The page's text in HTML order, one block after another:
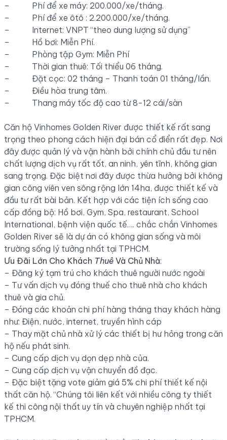
– Phí để xe máy: 200.000/xe/tháng.
– Phí để xe ôtô : 2.200.000/xe/tháng.
– Internet: VNPT “theo dung lượng sử dụng”
– Hồ bơi: Miễn Phí.
– Phòng tập Gym: Miễn Phí
– Thời gian thuê: Tối thiểu 06 tháng.
– Đặt cọc: 02 tháng – Thanh toán 01 tháng/lần.
– Điều hòa trung tâm.
– Thang máy tốc độ cao từ 8-12 cái/sàn
Căn hộ Vinhomes Golden River được thiết kế rất sang
trọng theo phong cách hiện đại bán cổ điển rất đẹp. Nơi
đây được quản lý và vận hành bởi chính chủ đầu tư nên
chất lượng dịch vụ rất tốt, an ninh, yên tĩnh, không gian
sang trọng. Đặc biệt nơi đây được thừa hưởng bởi không
gian công viên ven sông rộng lớn 14ha, được thiết kế và
đầu tư rất bài bản. Kết hợp với các tiện ích sống cao
cấp đồng bộ: Hồ bơi, Gym, Spa, restaurant, School
International, bệnh viện quốc tế…. chắc chắn Vinhomes
Golden River sẽ là dự án có không gian sống và môi
trường sống lý tưởng nhất tại TPHCM.
Ưu Đãi Lớn Cho Khách Thuê Và Chủ Nhà:
– Đăng ký tạm trú cho khách thuê người nước ngoài
– Tư vấn dịch vụ đóng thuế cho thuê nhà cho khách
thuê và gia chủ.
– Đóng các khoản chi phí hàng tháng thay khách hàng
như: Điện, nước, internet, truyền hình cáp
– Thay mặt chủ nhà xử lý các thiết bị hư hỏng trong căn
hộ nếu phát sinh.
– Cung cấp dịch vụ dọn dẹp nhà của.
– Cung cấp dịch vụ vận chuyển đồ đạc.
– Đặc biệt tặng vote giảm giá 5% chi phí thiết kế nội
thất căn hộ. “Chúng tôi liên kết với nhiều công ty thiết
kế thi công nội thất uy tín và chuyên nghiệp nhất tại
TPHCM.